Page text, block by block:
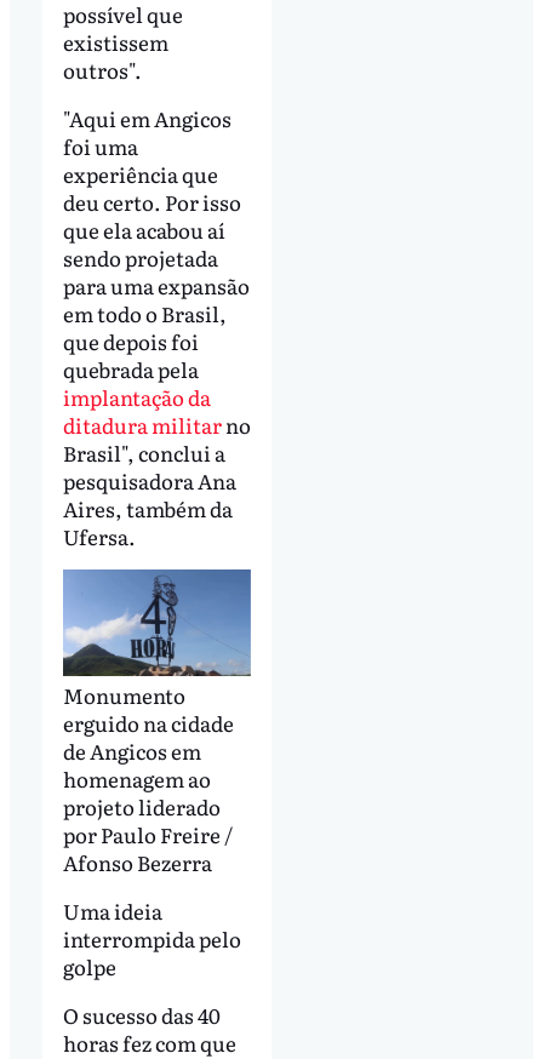
possível que
existissem
outros".
"Aqui em Angicos
foi uma
experiência que
deu certo. Por isso
que ela acabou aí
sendo projetada
para uma expansão
em todo o Brasil,
que depois foi
quebrada pela
implantação da
ditadura militarno
Brasil", conclui a
pesquisadora Ana
Aires, também da
Ufersa.
Monumento
erguido na cidade
de Angicos em
homenagem ao
projeto liderado
por Paulo Freire /
Afonso Bezerra
Uma ideia
interrompida pelo
golpe
O sucesso das 40
horas fez com que